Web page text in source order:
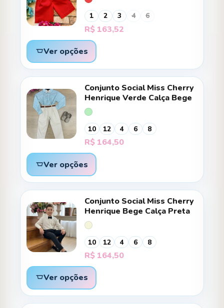
1 2 3 4 6
R$ 163,52
Ver opções
Conjunto Social Miss Cherry
Henrique Verde Calça Bege
10 12 4 6 8
R$ 164,50
Ver opções
Conjunto Social Miss Cherry
Henrique Bege Calça Preta
10 12 4 6 8
R$ 164,50
Ver opções